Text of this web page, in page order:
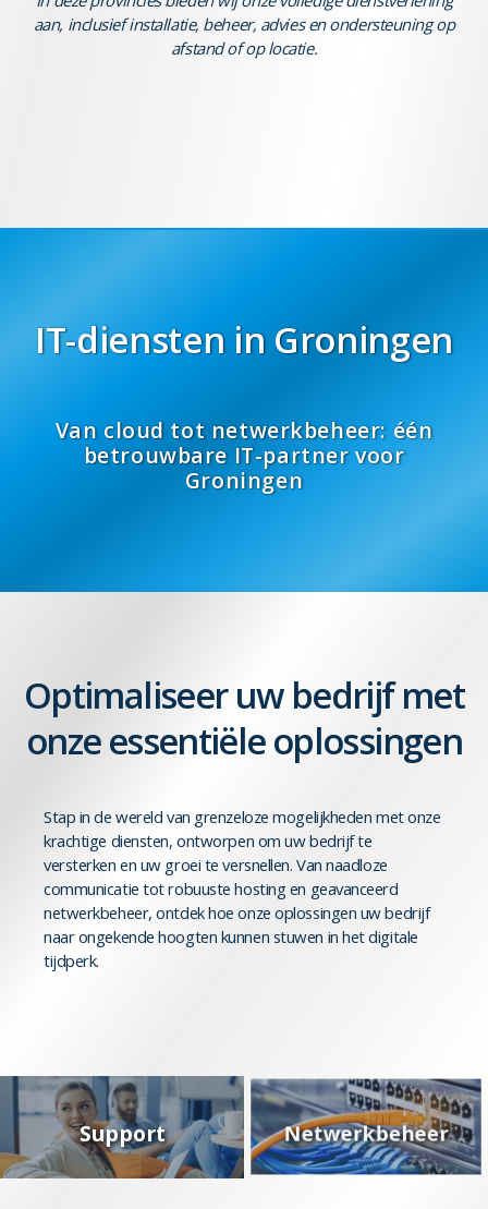
aan, inclusief installatie, beheer, advies en ondersteuning op
afstand of op locatie.
IT-diensten in Groningen
Van cloud tot netwerkbeheer: één
betrouwbare IT-partner voor
Groningen
Optimaliseer uw bedrijf met
onze essentiële oplossingen
Stap in de wereld van grenzeloze mogelijkheden met onze
krachtige diensten, ontworpen om uw bedrijf te
versterken en uw groei te versnellen. Van naadloze
communicatie tot robuuste hosting en geavanceerd
netwerkbeheer, ontdek hoe onze oplossingen uw bedrijf
naar ongekende hoogten kunnen stuwen in het digitale
tijdperk.
Support Netwerkbeheer